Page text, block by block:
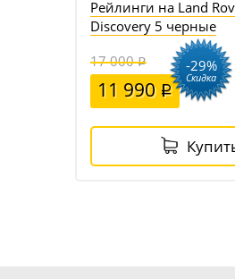
Рейлинги на Land
Discovery 5 черные
17 000
11 990
-29%
Скидка